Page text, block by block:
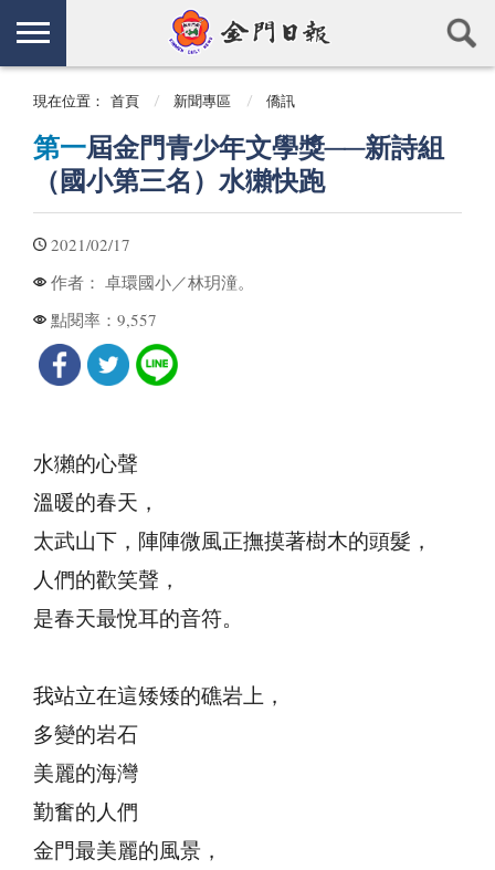
現在位置： 首頁 新聞專區 僑訊
第一屆金門青少年文學獎──新詩組
（國小第三名）水獺快跑
2021/02/17
作者： 卓環國小／林玥潼。
點閱率： 9,557
水獺的心聲
溫暖的春天，
太武山下，陣陣微風正撫摸著樹木的頭髮，
人們的歡笑聲，
是春天最悅耳的音符。
我站立在這矮矮的礁岩上，
多變的岩石
美麗的海灣
勤奮的人們
金門最美麗的風景，